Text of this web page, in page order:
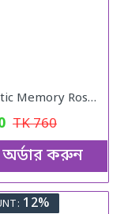
Romantic Memory Rose Heart Projection 100 Language I Love You Necklace for Lover Couples- Rose Gold
TK760
অর্ডার করুন
12%